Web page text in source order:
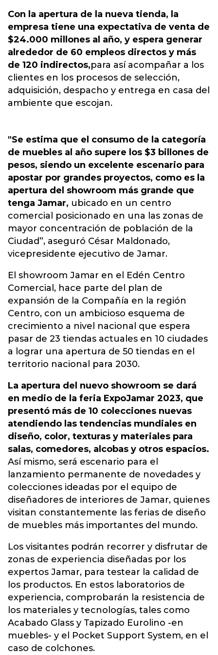
Con la apertura de la nueva tienda, la
empresa tiene una expectativa de venta de
$24.000 millones al año, y espera generar
alrededor de 60 empleos directos y más
de 120 indirectos,para así acompañar a los
clientes en los procesos de selección,
adquisición, despacho y entrega en casa del
ambiente que escojan.
"Se estima que el consumo de la categoría
de muebles al año supere los $3 billones de
pesos, siendo un excelente escenario para
apostar por grandes proyectos, como es la
apertura del showroom más grande que
tenga Jamar, ubicado en un centro
comercial posicionado en una las zonas de
mayor concentración de población de la
Ciudad”, aseguró César Maldonado,
vicepresidente ejecutivo de Jamar.
El showroom Jamar en el Edén Centro
Comercial, hace parte del plan de
expansión de la Compañía en la región
Centro, con un ambicioso esquema de
crecimiento a nivel nacional que espera
pasar de 23 tiendas actuales en 10 ciudades
a lograr una apertura de 50 tiendas en el
territorio nacional para 2030.
La apertura del nuevo showroom se dará
en medio de la feria ExpoJamar 2023, que
presentó más de 10 colecciones nuevas
atendiendo las tendencias mundiales en
diseño, color, texturas y materiales para
salas, comedores, alcobas y otros espacios.
Así mismo, será escenario para el
lanzamiento permanente de novedades y
colecciones ideadas por el equipo de
diseñadores de interiores de Jamar, quienes
visitan constantemente las ferias de diseño
de muebles más importantes del mundo.
Los visitantes podrán recorrer y disfrutar de
zonas de experiencia diseñadas por los
expertos Jamar, para testear la calidad de
los productos. En estos laboratorios de
experiencia, comprobarán la resistencia de
los materiales y tecnologías, tales como
Acabado Glass y Tapizado Eurolino -en
muebles- y el Pocket Support System, en el
caso de colchones.